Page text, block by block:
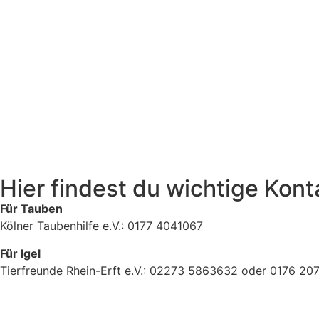
Hier findest du wichtige
Für Tauben
Kölner Taubenhilfe e.V.: 0177 4041067
Für Igel
Tierfreunde Rhein-Erft e.V.: 02273 5863632 oder 0176